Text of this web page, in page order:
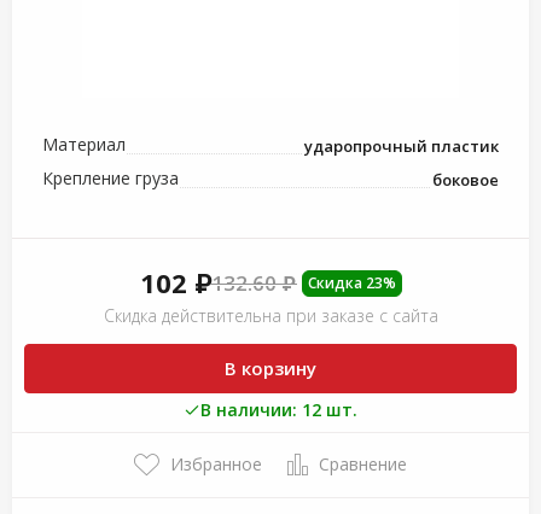
Материал ударопрочный пластик
Крепление груза боковое
102 ₽132.60 ₽ Скидка 23%
Скидка действительна при заказе с сайта
В корзину
В наличии: 12 шт.
Избранное Сравнение